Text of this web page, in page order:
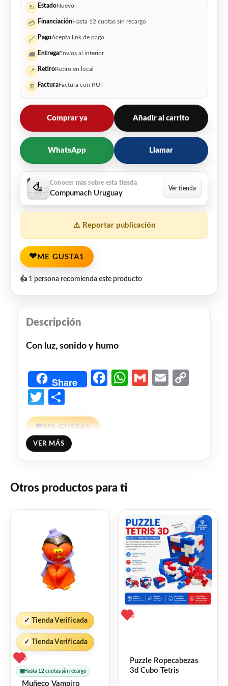
↻ EstadoNuevo
💳 FinanciaciónHasta 12 cuotas sin recargo
🔗 PagoAcepta link de pago
🚚 EntregaEnvíos al interior
📍 RetiroRetiro en local
🧾 FacturaFactura con RUT
Comprar ya Añadir al carrito
WhatsApp Llamar
Compumach Uruguay
⚠️ Reportar publicación
❤ ME GUSTA1
👍 1 persona recomienda este producto
Descripción
Con luz, sonido y humo
Share Facebook
WhatsApp
GmailEmail
Twitter
❤ME GUSTA1
👍 1 persona recomienda este producto
VER MÁS
Otros productos para ti
✓ Tienda Verificada
✓ Tienda Verificada
0
▣ Hasta 12 cuotas sin recargo
Muñeco Vampiro
0
Puzzle Ropecabezas
3d Cubo Tetris